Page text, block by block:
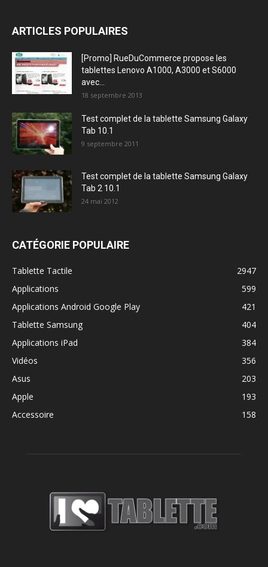
ARTICLES POPULAIRES
[Promo] RueDuCommerce propose les
tablettes Lenovo A1000, A3000 et S6000
avec...
18 septembre 2013
Test complet de la tablette Samsung Galaxy
Tab 10.1
9 septembre 2011
Test complet de la tablette Samsung Galaxy
Tab 2 10.1
24 mai 2012
CATÉGORIE POPULAIRE
Tablette Tactile
2947
Applications
599
Applications Android Google Play
421
Tablette Samsung
404
Applications iPad
384
Vidéos
356
Asus
203
Apple
193
Accessoire
158